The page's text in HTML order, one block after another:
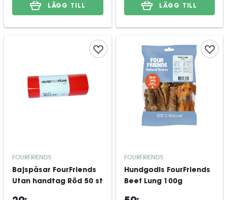
LÄGG TILL LÄGG TILL
FOURFRIENDS
Bajspåsar FourFriends
Utan handtag Röd 50 st
FOURFRIENDS
Hundgodis FourFriends
Beef Lung 100g